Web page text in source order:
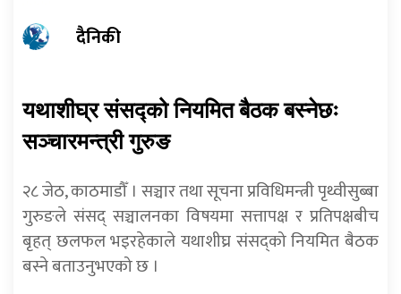
दैनिकी
यथाशीघ्र संसद्को नियमित बैठक बस्नेछः
सञ्चारमन्त्री गुरुङ
२८ जेठ, काठमाडौँ । सञ्चार तथा सूचना प्रविधिमन्त्री पृथ्वीसुब्बा
गुरुङले संसद् सञ्चालनका विषयमा सत्तापक्ष र प्रतिपक्षबीच
बृहत् छलफल भइरहेकाले यथाशीघ्र संसद्को नियमित बैठक
बस्ने बताउनुभएको छ ।